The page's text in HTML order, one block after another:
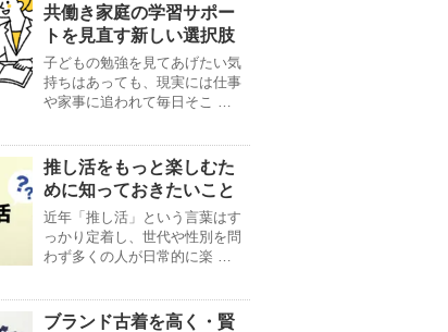
共働き家庭の学習サポー
トを見直す新しい選択肢
子どもの勉強を見てあげたい気
持ちはあっても、現実には仕事
や家事に追われて毎日そこ …
推し活をもっと楽しむた
めに知っておきたいこと
近年「推し活」という言葉はす
っかり定着し、世代や性別を問
わず多くの人が日常的に楽 …
ブランド古着を高く・賢